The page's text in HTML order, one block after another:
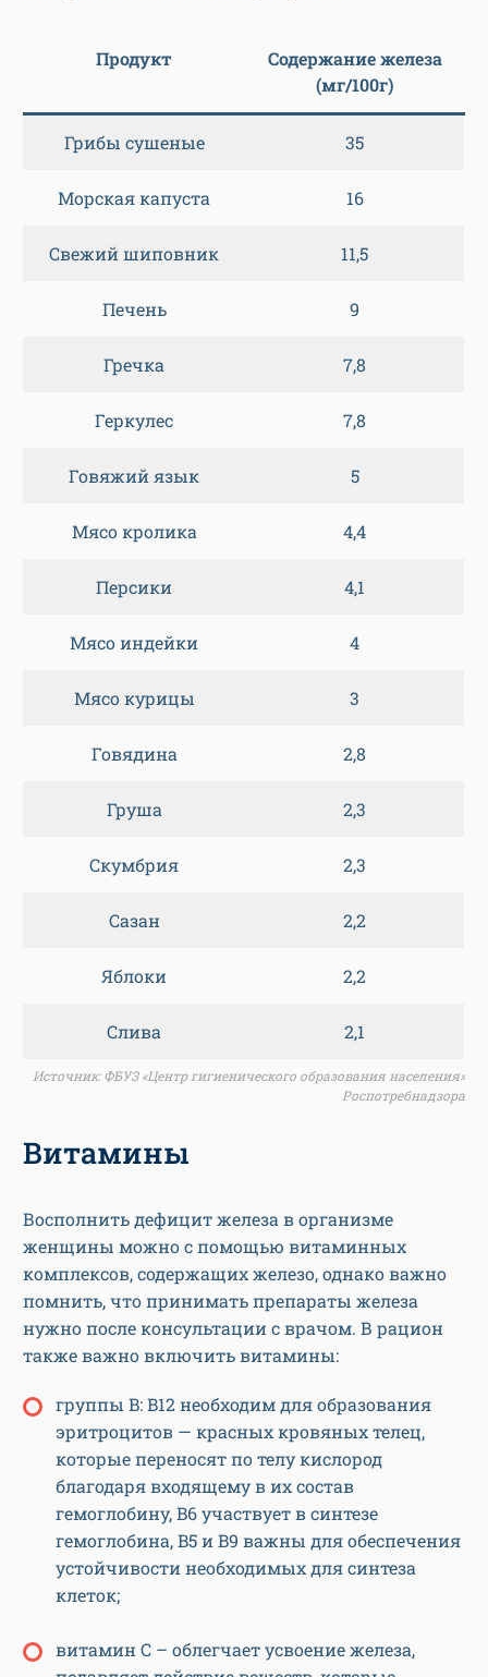
Продукт
Содержание железа
(мг/100г)
Грибы сушеные 35
Морская капуста 16
Свежий шиповник 11,5
Печень 9
Гречка 7,8
Геркулес 7,8
Говяжий язык 5
Мясо кролика 4,4
Персики 4,1
Мясо индейки 4
Мясо курицы 3
Говядина 2,8
Груша 2,3
Скумбрия 2,3
Сазан 2,2
Яблоки 2,2
Слива 2,1
Источник: ФБУЗ «Центр гигиенического образования населения»
Роспотребнадзора
Витамины
Восполнить дефицит железа в организме
женщины можно с помощью витаминных
комплексов, содержащих железо, однако важно
помнить, что принимать препараты железа
нужно после консультации с врачом. В рацион
также важно включить витамины:
группы B: B12 необходим для образования
эритроцитов — красных кровяных телец,
которые переносят по телу кислород
благодаря входящему в их состав
гемоглобину, B6 участвует в синтезе
гемоглобина, B5 и B9 важны для обеспечения
устойчивости необходимых для синтеза
клеток;
витамин C – облегчает усвоение железа,